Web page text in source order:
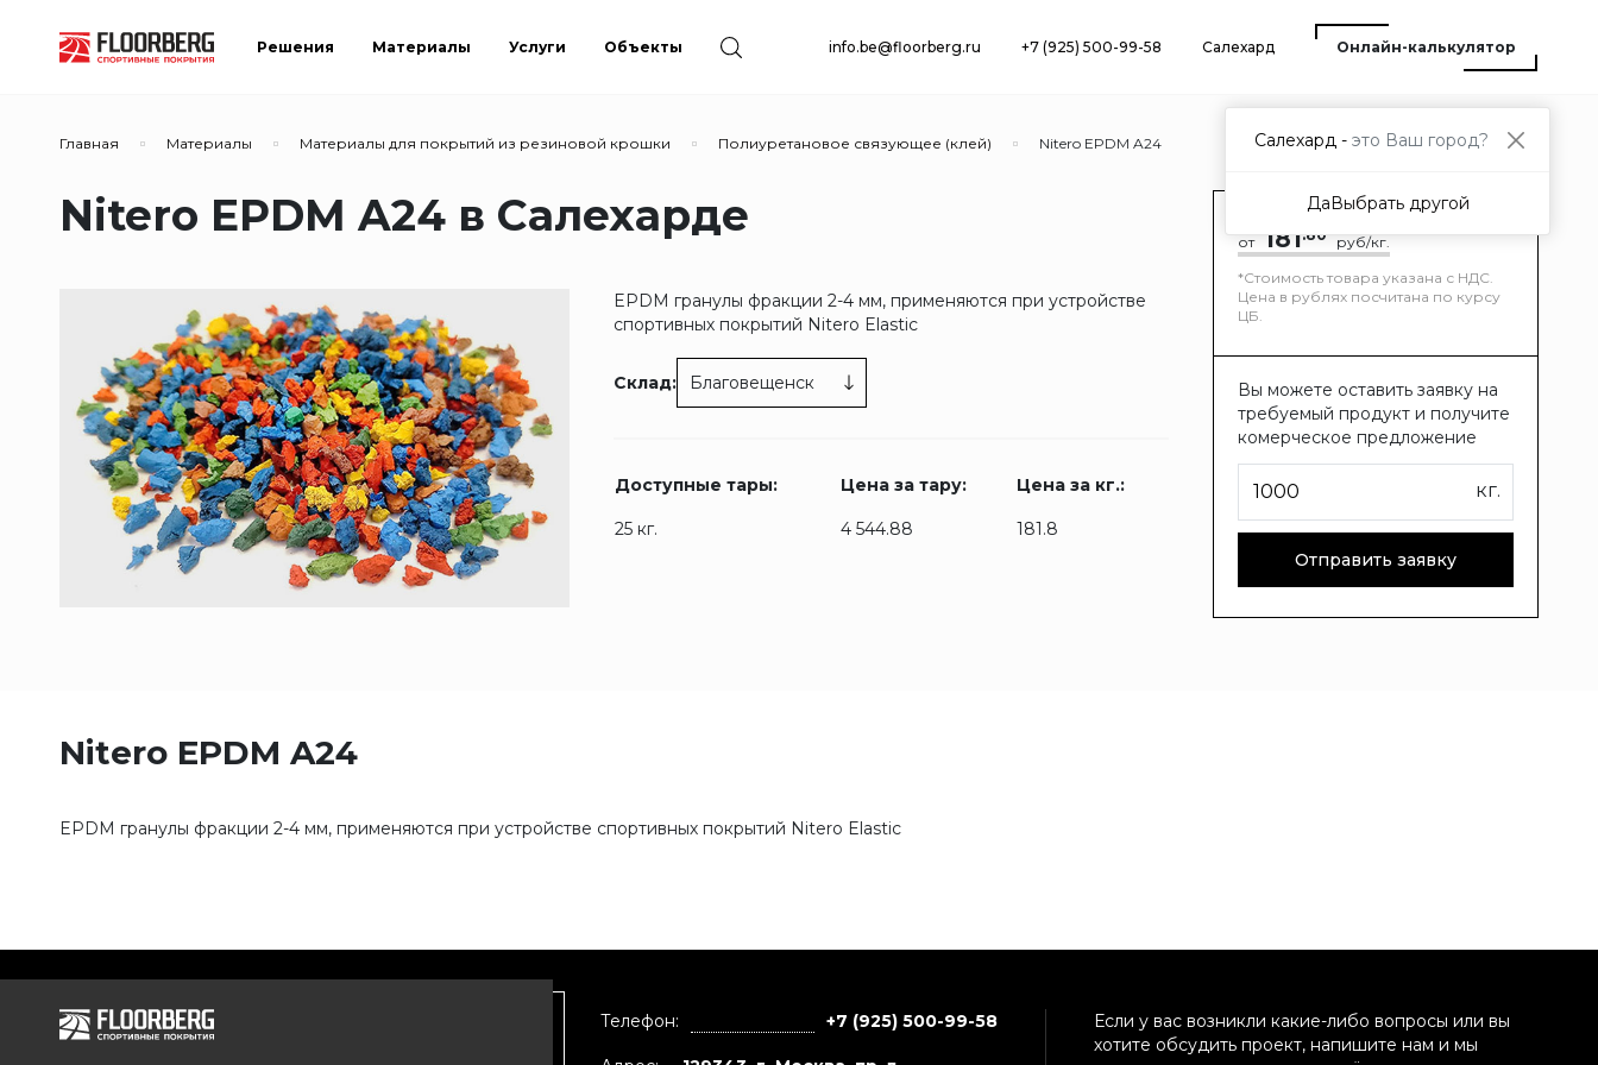
Решения Материалы Услуги Объекты info.be@floorberg.ru +7 (925) 500-99-58 Салехард Онлайн-калькулятор
Главная Материалы Материалы для покрытий из резиновой крошки Полиуретановое связующее (клей) Nitero EPDM A24
Nitero EPDM A24 в Салехарде
EPDM гранулы фракции 2-4 мм, применяются при устройстве
спортивных покрытий Nitero Elastic
Склад: Благовещенск
Доступные тары: Цена за тару: Цена за кг.:
25 кг. 4 544.88 181.8
от 181.80 руб/кг.
*Стоимость товара указана с НДС.
Цена в рублях посчитана по курсу
ЦБ.
Вы можете оставить заявку на
требуемый продукт и получите
комерческое предложение
кг.
Отправить заявку
Nitero EPDM A24
EPDM гранулы фракции 2-4 мм, применяются при устройстве спортивных покрытий Nitero Elastic
Телефон: +7 (925) 500-99-58
Если у вас возникли какие-либо вопросы или вы
хотите обсудить проект, напишите нам и мы
Салехард - это Ваш город?
ДаВыбрать другой